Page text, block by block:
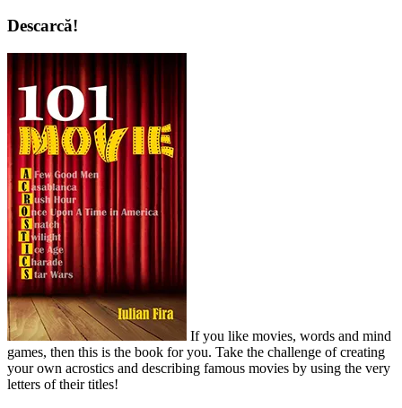
Descarcă!
If you like movies, words and mind
games, then this is the book for you. Take the challenge of creating
your own acrostics and describing famous movies by using the very
letters of their titles!